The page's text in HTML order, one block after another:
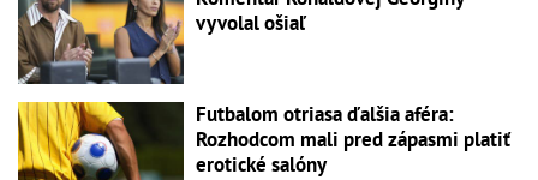
vyvolal ošiaľ
Futbalom otriasa ďalšia aféra:
Rozhodcom mali pred zápasmi platiť
erotické salóny